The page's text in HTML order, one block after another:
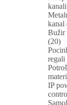
kanal
Bužir
(20)
regali
IP